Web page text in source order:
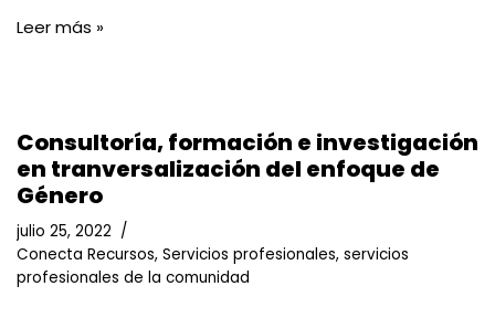
Leer más »
Consultoría, formación e investigación
en tranversalización del enfoque de
Género
julio 25, 2022
Conecta Recursos, Servicios profesionales, servicios
profesionales de la comunidad